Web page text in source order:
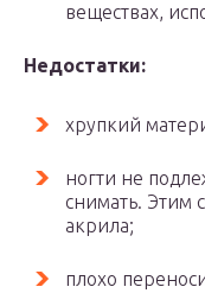
веществах,
Недостатки:
хрупкий
ногти не
снимать. Этим
акрила;
плохо